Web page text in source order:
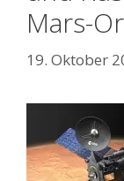
Mars-
19. Oktober